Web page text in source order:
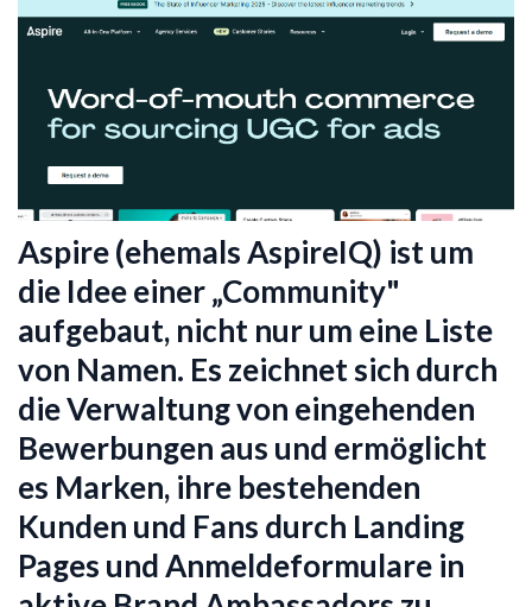
Aspire (ehemals AspireIQ) ist um
die Idee einer „Community"
aufgebaut, nicht nur um eine Liste
von Namen. Es zeichnet sich durch
die Verwaltung von eingehenden
Bewerbungen aus und ermöglicht
es Marken, ihre bestehenden
Kunden und Fans durch Landing
Pages und Anmeldeformulare in